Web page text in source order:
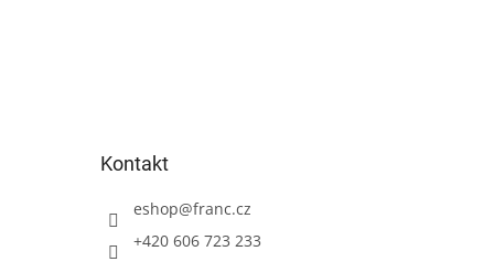
Kontakt
eshop@franc.cz
+420 606 723 233